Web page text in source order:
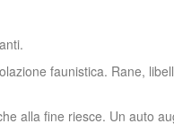
faunistica. Rane,
alla fine riesce. Un auto